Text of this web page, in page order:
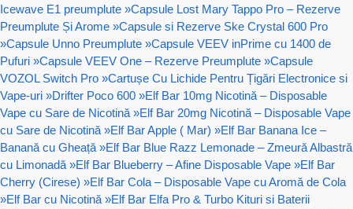
Icewave E1 preumplute »Capsule Lost Mary Tappo Pro – Rezerve
Preumplute Și Arome »Capsule si Rezerve Ske Crystal 600 Pro
»Capsule Unno Preumplute »Capsule VEEV inPrime cu 1400 de
Pufuri »Capsule VEEV One – Rezerve Preumplute »Capsule
VOZOL Switch Pro »Cartușe Cu Lichide Pentru Țigări Electronice si
Vape-uri »Drifter Poco 600 »Elf Bar 10mg Nicotină – Disposable
Vape cu Sare de Nicotină »Elf Bar 20mg Nicotină – Disposable Vape
cu Sare de Nicotină »Elf Bar Apple ( Mar) »Elf Bar Banana Ice –
Banană cu Gheață »Elf Bar Blue Razz Lemonade – Zmeură Albastră
cu Limonadă »Elf Bar Blueberry – Afine Disposable Vape »Elf Bar
Cherry (Cirese) »Elf Bar Cola – Disposable Vape cu Aromă de Cola
»Elf Bar cu Nicotină »Elf Bar Elfa Pro & Turbo Kituri si Baterii